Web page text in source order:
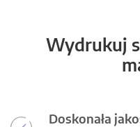
Wydrukuj
Doskonała